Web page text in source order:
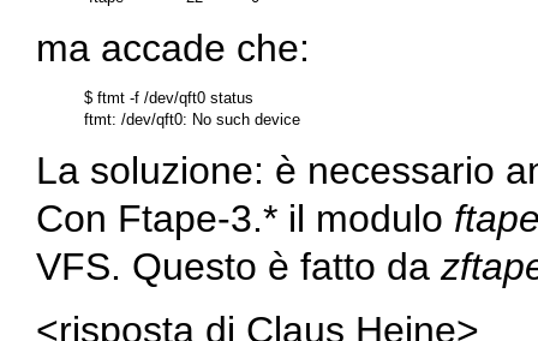
ma accade che:
$ ftmt -f /dev/qft0 status
La soluzione: è necessario
Con Ftape-3.* il modulo
VFS. Questo è fatto da
<risposta di Claus Heine>